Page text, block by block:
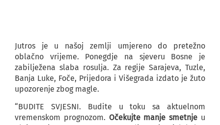
Jutros je u našoj zemlji umjereno do pretežno
oblačno vrijeme. Ponegdje na sjeveru Bosne je
zabilježena slaba rosulja. Za regije Sarajeva, Tuzle,
Banja Luke, Foče, Prijedora i Višegrada izdato je žuto
upozorenje zbog magle.
“BUDITE SVJESNI. Budite u toku sa aktuelnom
vremenskom prognozom. Očekujte manje smetnje u